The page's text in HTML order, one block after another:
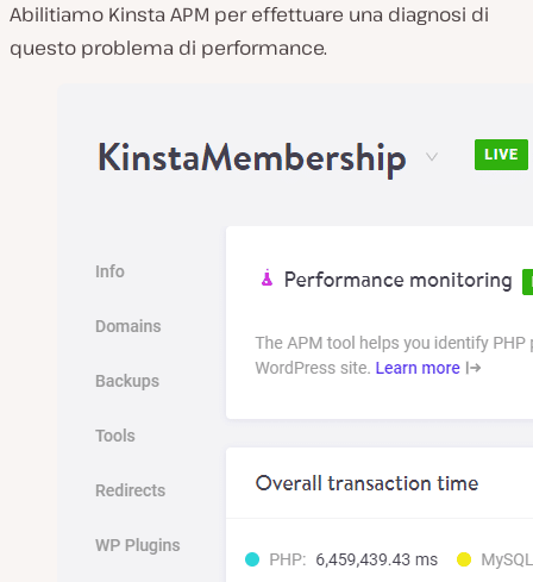
Abilitiamo Kinsta APM per effettuare una diagnosi di
questo problema di performance.